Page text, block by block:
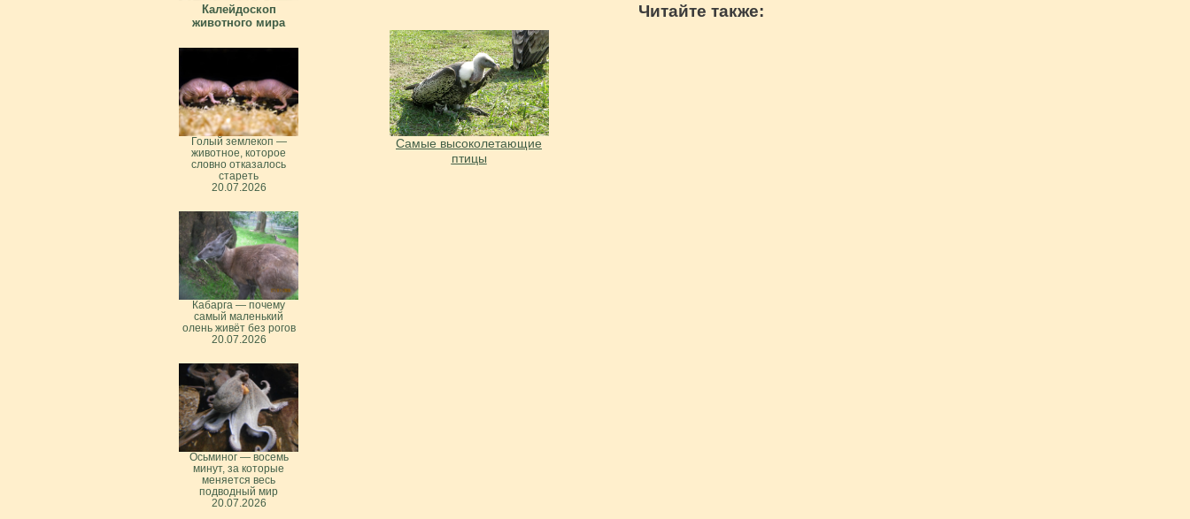
Читайте также:
Самые высоколетающие
птицы
Калейдоскоп
животного мира
Голый землекоп —
животное, которое
словно отказалось
стареть
20.07.2026
Кабарга — почему
самый маленький
олень живёт без рогов
20.07.2026
Осьминог — восемь
минут, за которые
меняется весь
подводный мир
20.07.2026